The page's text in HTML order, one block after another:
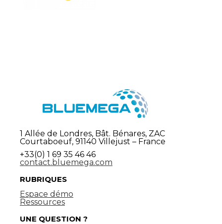
1 Allée de Londres, Bât. Bénares, ZAC
Courtaboeuf, 91140 Villejust – France
+33(0) 1 69 35 46 46
contact.bluemega.com
RUBRIQUES
Espace démo
Ressources
UNE QUESTION ?